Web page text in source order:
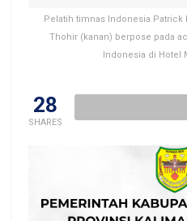
Pelatih timnas Indonesia Patrick
Thohir (kanan) berpose pada
Indonesia di Hotel
28
SHARES